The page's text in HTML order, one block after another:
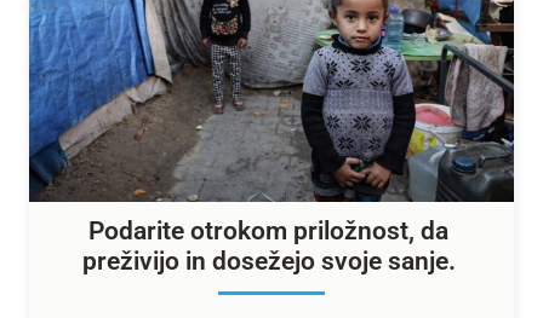
Podarite otrokom priložnost, da
preživijo in dosežejo svoje sanje.